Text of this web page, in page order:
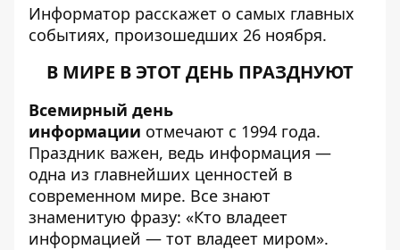
Информатор расскажет о самых главных
событиях, произошедших 26 ноября.
В МИРЕ В ЭТОТ ДЕНЬ ПРАЗДНУЮТ
Всемирный день
информации отмечают с 1994 года.
Праздник важен, ведь информация —
одна из главнейших ценностей в
современном мире. Все знают
знаменитую фразу: «Кто владеет
информацией — тот владеет миром».